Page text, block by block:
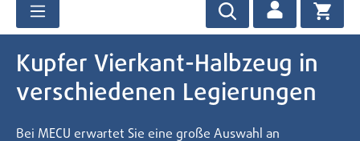
Kupfer Vierkant-Halbzeug in
verschiedenen Legierungen
Bei MECU erwartet Sie eine große Auswahl an